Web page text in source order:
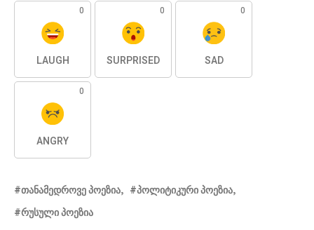
0
LAUGH
0
SURPRISED
0
SAD
0
ANGRY
ᲗᲐᲜᲐᲛᲔᲓᲠᲝᲕᲔ ᲞᲝᲔᲖᲘᲐ
ᲞᲝᲚᲘᲢᲘᲙᲣᲠᲘ ᲞᲝᲔᲖᲘᲐ
ᲠᲣᲡᲣᲚᲘ ᲞᲝᲔᲖᲘᲐ